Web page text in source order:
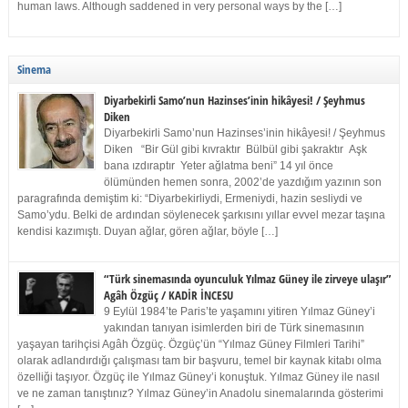
human laws. Although saddened in very personal ways by the […]
Sinema
Diyarbekirli Samo’nun Hazinses’inin hikâyesi! / Şeyhmus
Diken
Diyarbekirli Samo’nun Hazinses’inin hikâyesi! / Şeyhmus
Diken “Bir Gül gibi kıvraktır Bülbül gibi şakraktır Aşk
bana ızdıraptır Yeter ağlatma beni” 14 yıl önce
ölümünden hemen sonra, 2002’de yazdığım yazının son
paragrafında demiştim ki: “Diyarbekirliydi, Ermeniydi, hazin sesliydi ve
Samo’ydu. Belki de ardından söylenecek şarkısını yıllar evvel mezar taşına
kendisi kazımıştı. Duyan ağlar, gören ağlar, böyle […]
“Türk sinemasında oyunculuk Yılmaz Güney ile zirveye ulaşır”
Agâh Özgüç / KADİR İNCESU
9 Eylül 1984’te Paris’te yaşamını yitiren Yılmaz Güney’i
yakından tanıyan isimlerden biri de Türk sinemasının
yaşayan tarihçisi Agâh Özgüç. Özgüç’ün “Yılmaz Güney Filmleri Tarihi”
olarak adlandırdığı çalışması tam bir başvuru, temel bir kaynak kitabı olma
özelliği taşıyor. Özgüç ile Yılmaz Güney’i konuştuk. Yılmaz Güney ile nasıl
ve ne zaman tanıştınız? Yılmaz Güney’in Anadolu sinemalarında gösterimi